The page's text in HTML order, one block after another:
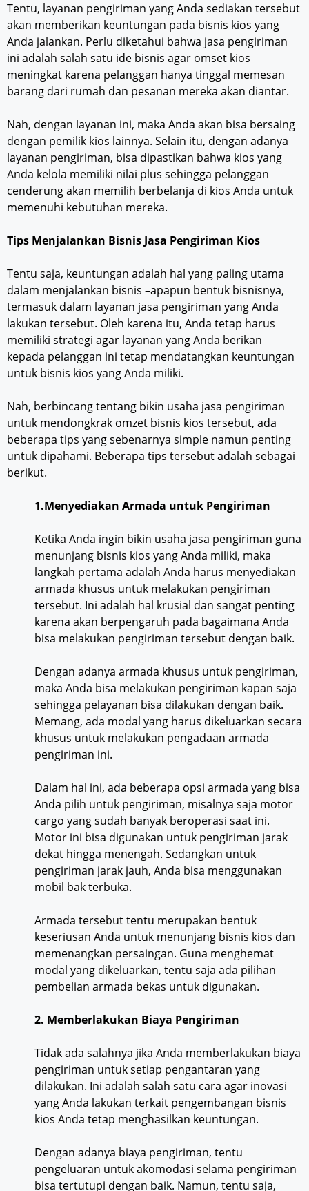
Tentu, layanan pengiriman yang Anda sediakan tersebut
akan memberikan keuntungan pada bisnis kios yang
Anda jalankan. Perlu diketahui bahwa jasa pengiriman
ini adalah salah satu ide bisnis agar omset kios
meningkat karena pelanggan hanya tinggal memesan
barang dari rumah dan pesanan mereka akan diantar.
Nah, dengan layanan ini, maka Anda akan bisa bersaing
dengan pemilik kios lainnya. Selain itu, dengan adanya
layanan pengiriman, bisa dipastikan bahwa kios yang
Anda kelola memiliki nilai plus sehingga pelanggan
cenderung akan memilih berbelanja di kios Anda untuk
memenuhi kebutuhan mereka.
Tips Menjalankan Bisnis Jasa Pengiriman Kios
Tentu saja, keuntungan adalah hal yang paling utama
dalam menjalankan bisnis –apapun bentuk bisnisnya,
termasuk dalam layanan jasa pengiriman yang Anda
lakukan tersebut. Oleh karena itu, Anda tetap harus
memiliki strategi agar layanan yang Anda berikan
kepada pelanggan ini tetap mendatangkan keuntungan
untuk bisnis kios yang Anda miliki.
Nah, berbincang tentang bikin usaha jasa pengiriman
untuk mendongkrak omzet bisnis kios tersebut, ada
beberapa tips yang sebenarnya simple namun penting
untuk dipahami. Beberapa tips tersebut adalah sebagai
berikut.
1.Menyediakan Armada untuk Pengiriman
Ketika Anda ingin bikin usaha jasa pengiriman guna
menunjang bisnis kios yang Anda miliki, maka
langkah pertama adalah Anda harus menyediakan
armada khusus untuk melakukan pengiriman
tersebut. Ini adalah hal krusial dan sangat penting
karena akan berpengaruh pada bagaimana Anda
bisa melakukan pengiriman tersebut dengan baik.
Dengan adanya armada khusus untuk pengiriman,
maka Anda bisa melakukan pengiriman kapan saja
sehingga pelayanan bisa dilakukan dengan baik.
Memang, ada modal yang harus dikeluarkan secara
khusus untuk melakukan pengadaan armada
pengiriman ini.
Dalam hal ini, ada beberapa opsi armada yang bisa
Anda pilih untuk pengiriman, misalnya saja motor
cargo yang sudah banyak beroperasi saat ini.
Motor ini bisa digunakan untuk pengiriman jarak
dekat hingga menengah. Sedangkan untuk
pengiriman jarak jauh, Anda bisa menggunakan
mobil bak terbuka.
Armada tersebut tentu merupakan bentuk
keseriusan Anda untuk menunjang bisnis kios dan
memenangkan persaingan. Guna menghemat
modal yang dikeluarkan, tentu saja ada pilihan
pembelian armada bekas untuk digunakan.
2. Memberlakukan Biaya Pengiriman
Tidak ada salahnya jika Anda memberlakukan biaya
pengiriman untuk setiap pengantaran yang
dilakukan. Ini adalah salah satu cara agar inovasi
yang Anda lakukan terkait pengembangan bisnis
kios Anda tetap menghasilkan keuntungan.
Dengan adanya biaya pengiriman, tentu
pengeluaran untuk akomodasi selama pengiriman
bisa tertutupi dengan baik. Namun, tentu saja,